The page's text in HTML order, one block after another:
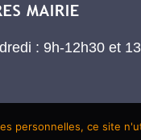
: 9h-12h30 et
personnelles, ce site